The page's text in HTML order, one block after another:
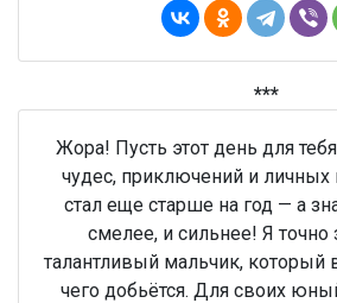
***
Жора! Пусть этот день для
чудес, приключений и
стал еще старше на год — а
смелее, и сильнее! Я точно
талантливый мальчик,
чего добьётся. Для своих